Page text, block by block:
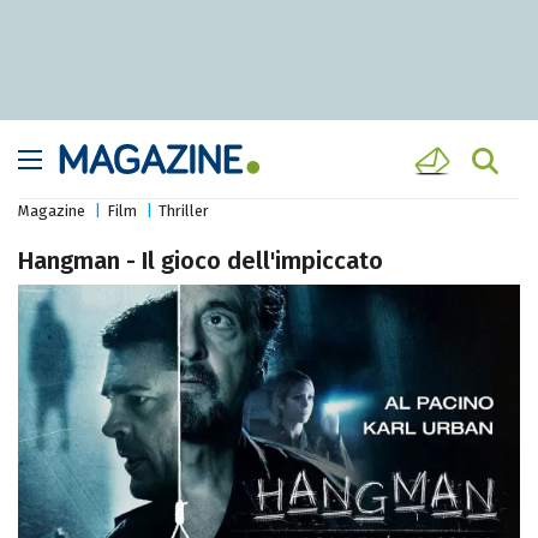
Magazine Film Thriller
Hangman - Il gioco dell'impiccato